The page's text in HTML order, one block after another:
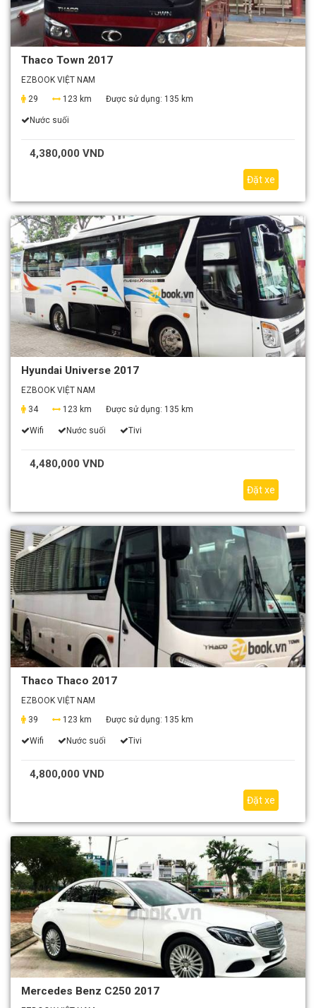
Thaco Town 2017
EZBOOK VIỆT NAM
29
123 km Được sử dụng: 135 km
Nước suối
4,380,000 VND
Đặt xe
Hyundai Universe 2017
EZBOOK VIỆT NAM
34
123 km Được sử dụng: 135 km
Wifi Nước suối Tivi
4,480,000 VND
Đặt xe
Thaco Thaco 2017
EZBOOK VIỆT NAM
39
123 km Được sử dụng: 135 km
Wifi Nước suối Tivi
4,800,000 VND
Đặt xe
Mercedes Benz C250 2017